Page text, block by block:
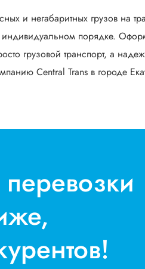
и негабаритных грузов на
индивидуальном порядке.
грузовой транспорт, а
Central Trans в городе